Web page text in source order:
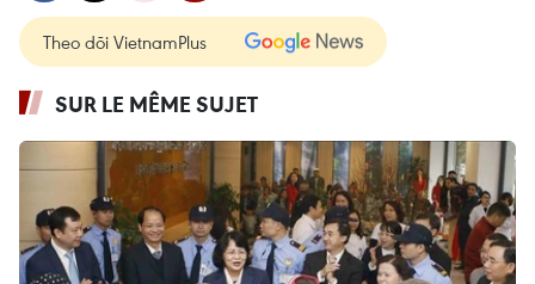
Theo dõi VietnamPlus
SUR LE MÊME SUJET